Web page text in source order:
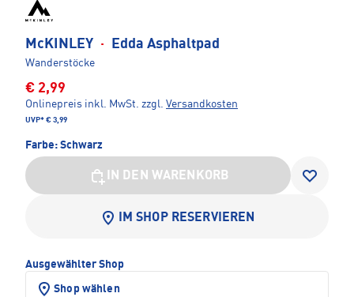
McKINLEY · Edda Asphaltpad
Wanderstöcke
€ 2,99
Onlinepreis inkl. MwSt. zzgl. Versandkosten
UVP* € 3,99
Farbe: Schwarz
IN DEN WARENKORB
IM SHOP RESERVIEREN
Ausgewählter Shop
Shop wählen